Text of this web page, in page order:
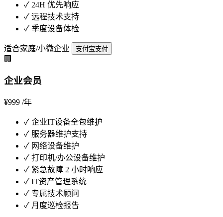
✓ 24H 优先响应
✓ 远程技术支持
✓ 季度设备体检
适合家庭/小微企业 支付宝支付
🏢
企业会员
¥999 /年
✓ 企业IT设备全包维护
✓ 服务器维护支持
✓ 网络设备维护
✓ 打印机/办公设备维护
✓ 紧急故障 2 小时响应
✓ IT资产管理系统
✓ 专属技术顾问
✓ 月度巡检报告